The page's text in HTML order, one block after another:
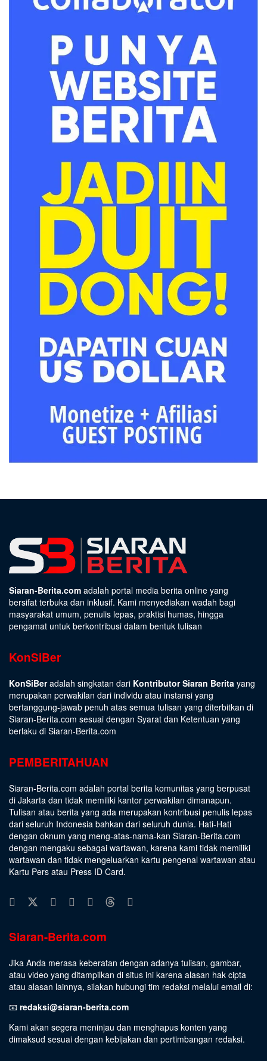
Siaran-Berita.com adalah portal media berita online yang
bersifat terbuka dan inklusif. Kami menyediakan wadah bagi
masyarakat umum, penulis lepas, praktisi humas, hingga
pengamat untuk berkontribusi dalam bentuk tulisan
KonSiBer
KonSiBeradalah singkatan dari Kontributor Siaran Berita yang
merupakan perwakilan dari individu atau instansi yang
bertanggung-jawab penuh atas semua tulisan yang diterbitkan di
Siaran-Berita.com sesuai dengan Syarat dan Ketentuan yang
berlaku di Siaran-Berita.com
PEMBERITAHUAN
Siaran-Berita.com adalah portal berita komunitas yang berpusat
di Jakarta dan tidak memiliki kantor perwakilan dimanapun.
Tulisan atau berita yang ada merupakan kontribusi penulis lepas
dari seluruh Indonesia bahkan dari seluruh dunia. Hati-Hati
dengan oknum yang meng-atas-nama-kan Siaran-Berita.com
dengan mengaku sebagai wartawan, karena kami tidak memiliki
wartawan dan tidak mengeluarkan kartu pengenal wartawan atau
Kartu Pers atau Press ID Card.
Siaran-Berita.com
Jika Anda merasa keberatan dengan adanya tulisan, gambar,
atau video yang ditampilkan di situs ini karena alasan hak cipta
atau alasan lainnya, silakan hubungi tim redaksi melalui email di:
📧 redaksi@siaran-berita.com
Kami akan segera meninjau dan menghapus konten yang
dimaksud sesuai dengan kebijakan dan pertimbangan redaksi.